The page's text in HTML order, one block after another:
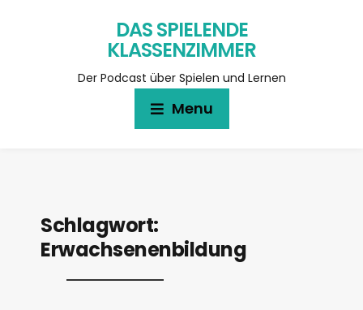
DAS SPIELENDE
KLASSENZIMMER
Der Podcast über Spielen und Lernen
Menu
Schlagwort:
Erwachsenenbildung